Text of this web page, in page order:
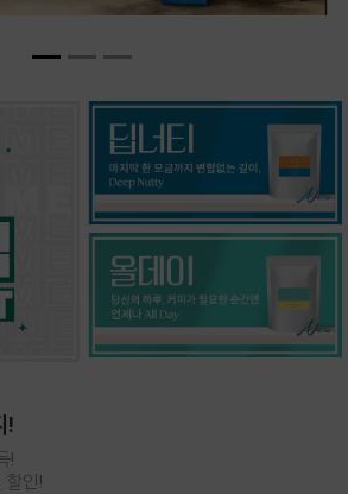
!
!
할인!